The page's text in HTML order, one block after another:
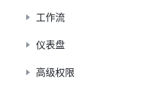
工作流
仪表盘
高级权限